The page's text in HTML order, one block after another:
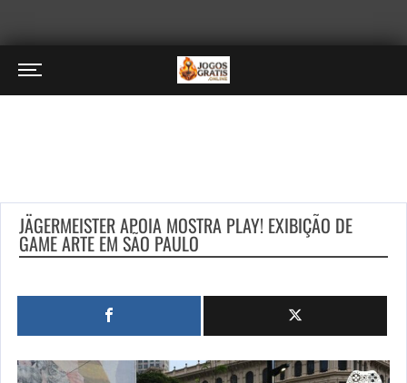
JÄGERMEISTER APOIA MOSTRA PLAY! EXIBIÇÃO DE
GAME ARTE EM SÃO PAULO